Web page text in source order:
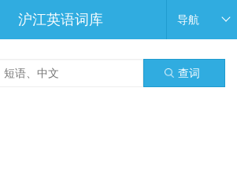
沪江英语词库 导航
查词